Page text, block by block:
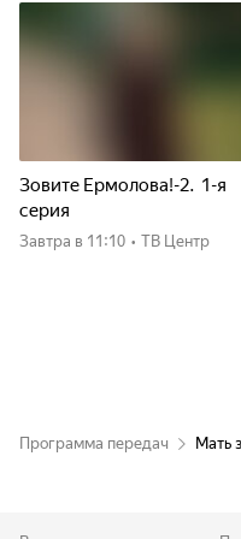
Зовите Ермолова!-2. 1-я
серия
Завтра в 11:10 • ТВ Центр
Программа передач Мать